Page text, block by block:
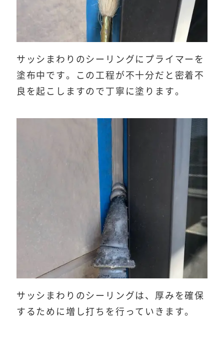
サッシまわりのシーリングにプライマーを
塗布中です。この工程が不十分だと密着不
良を起こしますので丁寧に塗ります。
サッシまわりのシーリングは、厚みを確保
するために増し打ちを行っていきます。